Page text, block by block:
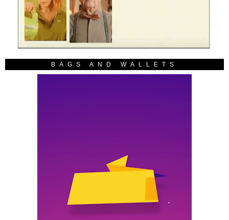
BAGS AND WALLETS